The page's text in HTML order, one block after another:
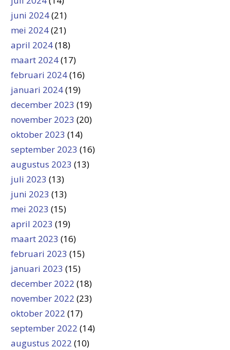
juni 2024(21)
mei 2024(21)
april 2024(18)
maart 2024(17)
februari 2024(16)
januari 2024(19)
december 2023 (19)
november 2023 (20)
oktober 2023 (14)
september 2023 (16)
augustus 2023 (13)
juli 2023 (13)
juni 2023 (13)
mei 2023 (15)
april 2023 (19)
maart 2023 (16)
februari 2023 (15)
januari 2023 (15)
december 2022 (18)
november 2022 (23)
oktober 2022 (17)
september 2022 (14)
augustus 2022 (10)